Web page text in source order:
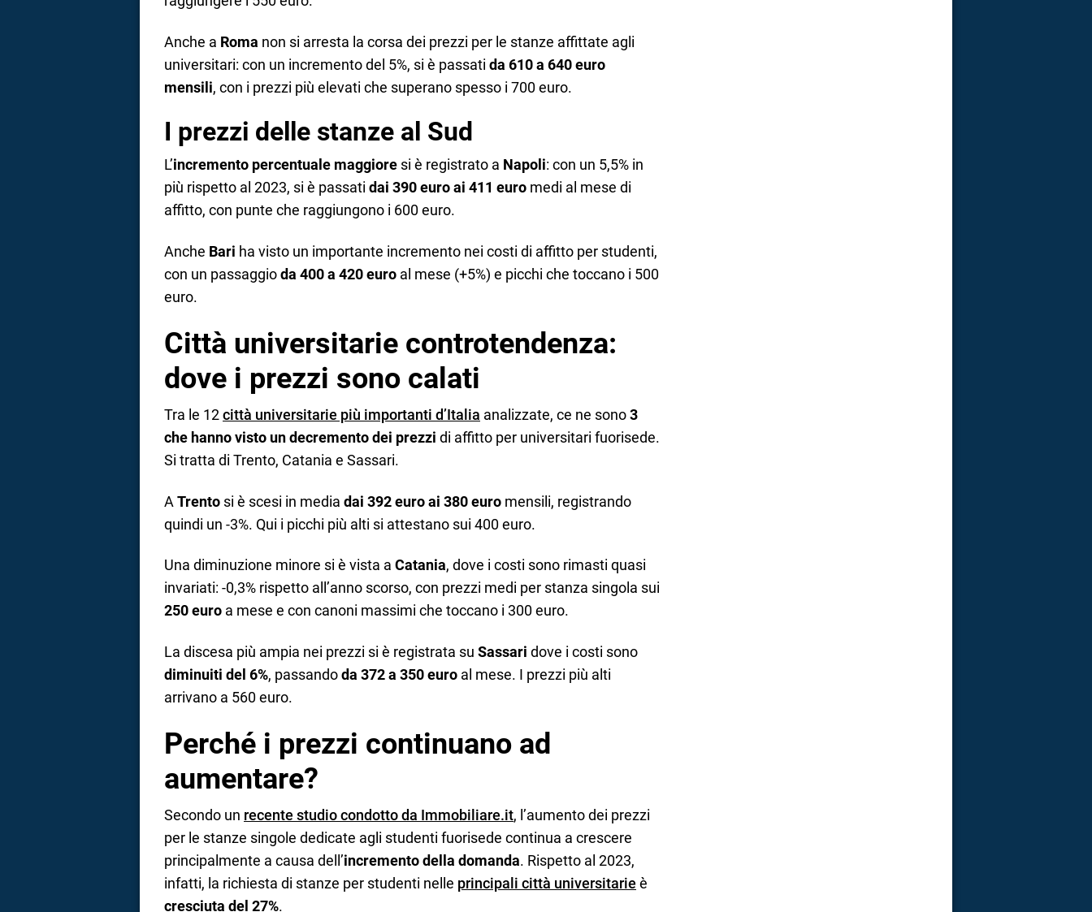
Anche a Roma non si arresta la corsa dei prezzi per le stanze affittate agli
universitari: con un incremento del 5%, si è passati da 610 a 640 euro
mensili, con i prezzi più elevati che superano spesso i 700 euro.
I prezzi delle stanze al Sud
L’incremento percentuale maggiore si è registrato a Napoli: con un 5,5% in
più rispetto al 2023, si è passati dai 390 euro ai 411 euro medi al mese di
affitto, con punte che raggiungono i 600 euro.
Anche Bari ha visto un importante incremento nei costi di affitto per studenti,
con un passaggioda 400 a 420 euro al mese (+5%) e picchi che toccano i 500
euro.
Città universitarie controtendenza:
dove i prezzi sono calati
Tra le 12città universitarie più importanti d’Italia analizzate, ce ne sono3
che hanno visto un decremento dei prezzi di affitto per universitari fuorisede.
Si tratta di Trento, Catania e Sassari.
A Trento si è scesi in media dai 392 euro ai 380 euro mensili, registrando
quindi un -3%. Qui i picchi più alti si attestano sui 400 euro.
Una diminuzione minore si è vista a Catania, dove i costi sono rimasti quasi
invariati: -0,3% rispetto all’anno scorso, con prezzi medi per stanza singola sui
250 euro a mese e con canoni massimi che toccano i 300 euro.
La discesa più ampia nei prezzi si è registrata su Sassari dove i costi sono
diminuiti del 6%, passandoda 372 a 350 euro al mese. I prezzi più alti
arrivano a 560 euro.
Perché i prezzi continuano ad
aumentare?
Secondo un recente studio condotto da Immobiliare.it, l’aumento dei prezzi
per le stanze singole dedicate agli studenti fuorisede continua a crescere
principalmente a causa dell’incremento della domanda. Rispetto al 2023,
infatti, la richiesta di stanze per studenti nelle principali città universitarie è
cresciuta del 27%.